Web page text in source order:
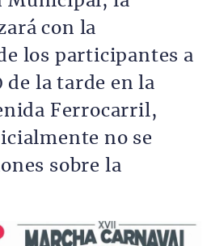
con la
los participantes a
de la tarde en la
Ferrocarril,
no se
sobre la